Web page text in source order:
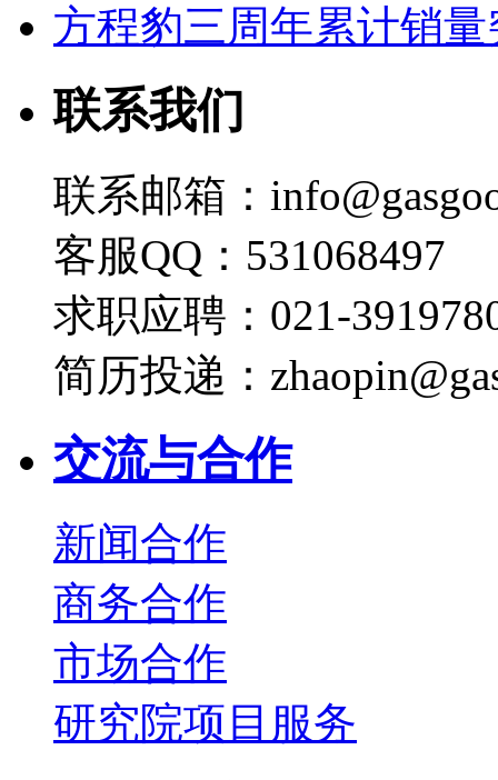
方程豹三周年累计销
联系我们
联系邮箱：
客服QQ：531068497
求职应聘：021-
简历投递：
交流与合作
新闻合作
商务合作
市场合作
研究院项目服务